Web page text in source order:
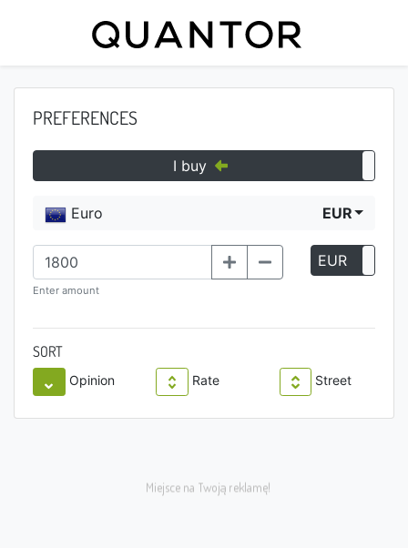
PREFERENCES
I buy
Euro EUR
Enter amount
EUR
SORT
Opinion Rate Street